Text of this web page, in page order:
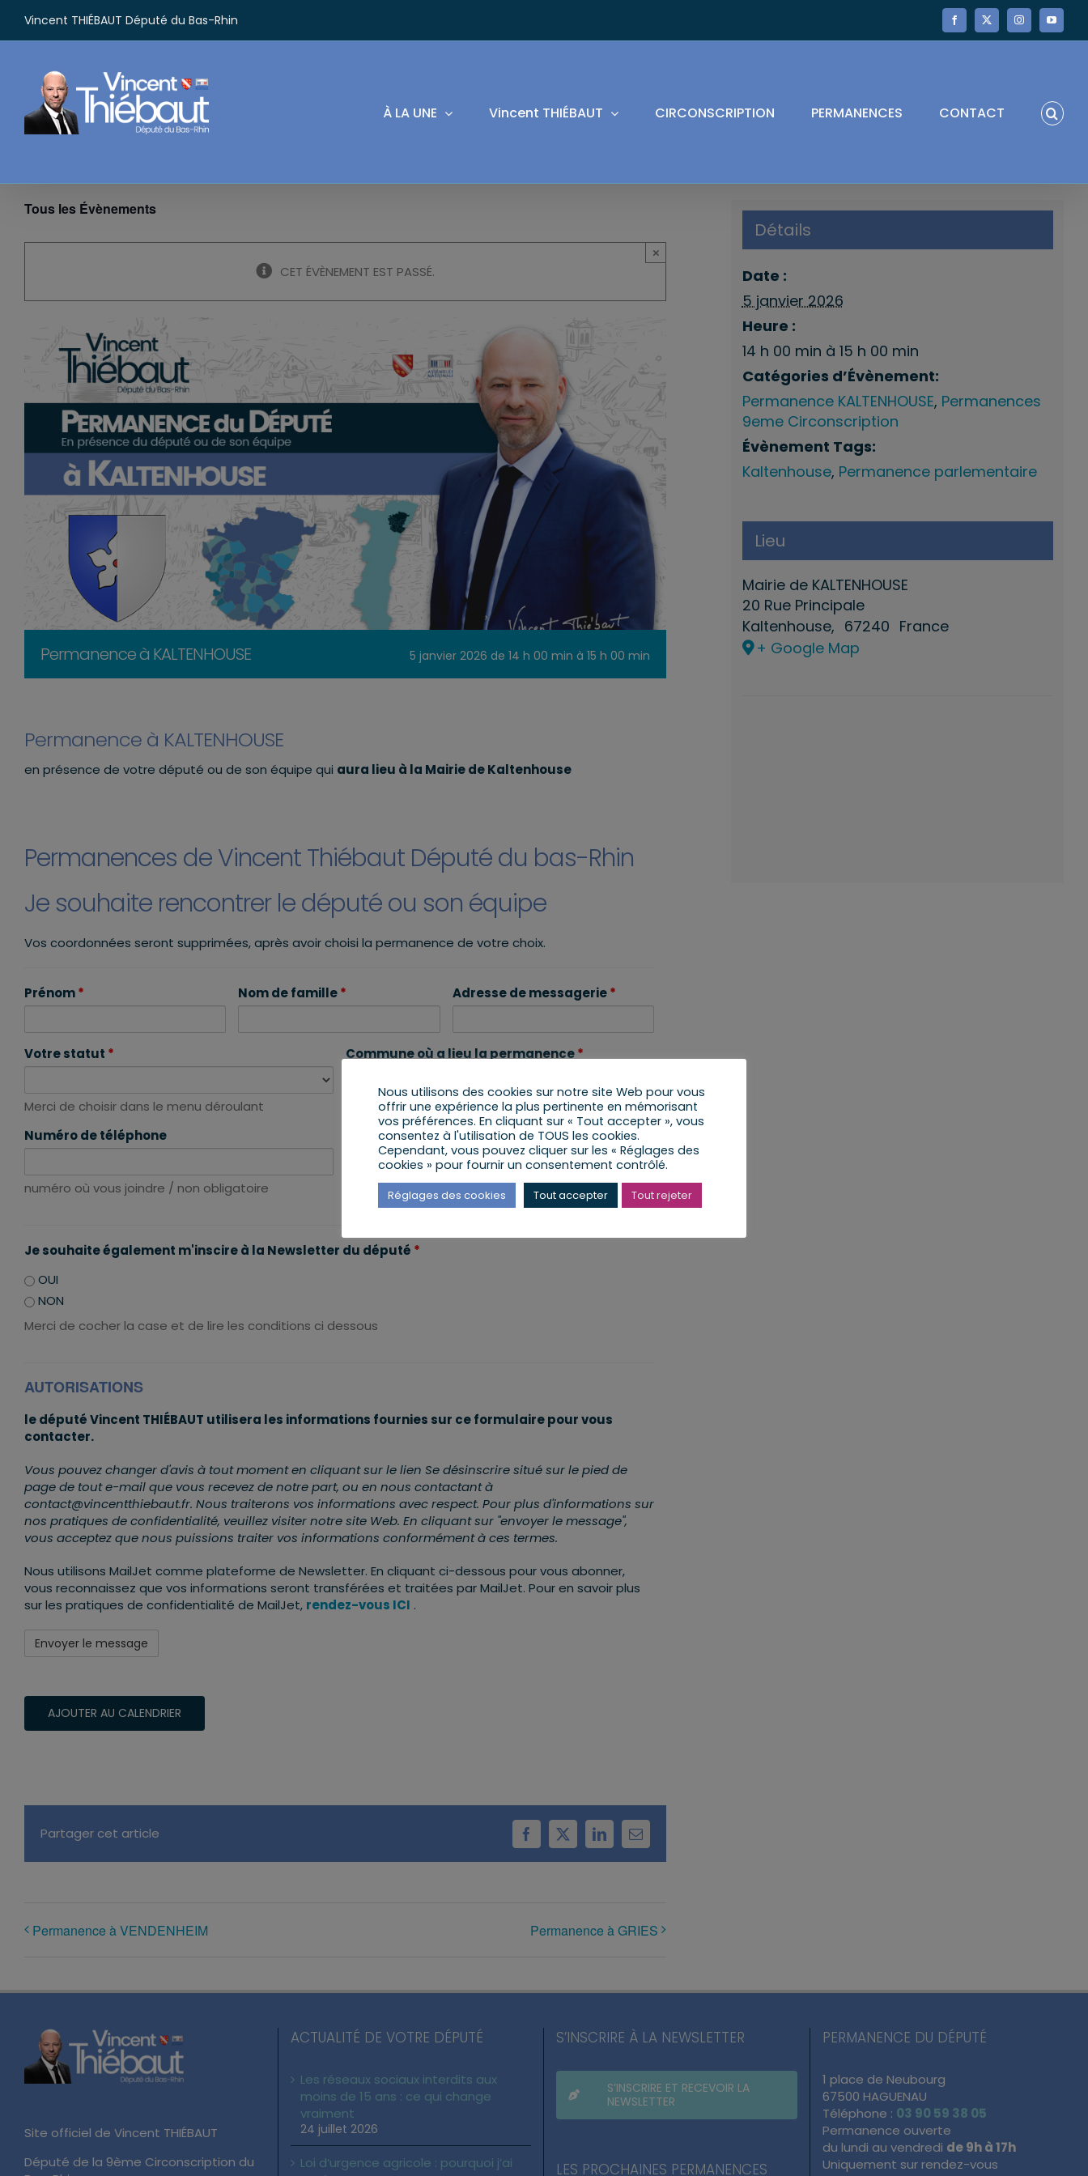
contenu
Vincent THIÉBAUT Député du Bas-Rhin Facebook
X InstagramYouTube
À LA UNE Vincent THIÉBAUT CIRCONSCRIPTION PERMANENCES CONTACT
Tous les Évènements
CET ÉVÈNEMENT EST PASSÉ.
×
Permanence à KALTENHOUSE 5 janvier 2026 de 14 h 00 min à15 h 00 min
Permanence à KALTENHOUSE
en présence de votre député ou de son équipe qui aura lieu à la Mairie de Kaltenhouse
Permanences de Vincent Thiébaut Député du bas-Rhin
Je souhaite rencontrer le député ou son équipe
Vos coordonnées seront supprimées, après avoir choisi la permanence de votre choix.
Prénom* Nom de famille* Adresse de messagerie*
Votre statut *
Merci de choisir dans le menu déroulant
Numéro de téléphone
numéro où vous joindre / non obligatoire
Commune où a lieu la permanence*
Merci de préciser
date de la permanence*
Merci de préciser la date dans le calendrier
Je souhaite également m'inscire à la Newsletter du député *
OUI
NON
Merci de cocher la case et de lire les conditions ci dessous
AUTORISATIONS
le député Vincent THIÉBAUT utilisera les informations fournies sur ce formulaire pour vous
contacter.
Vous pouvez changer d'avis à tout moment en cliquant sur le lien Se désinscrire situé sur le pied de
page de tout e-mail que vous recevez de notre part, ou en nous contactant à
contact@vincentthiebaut.fr. Nous traiterons vos informations avec respect. Pour plus d'informations sur
nos pratiques de confidentialité, veuillez visiter notre site Web. En cliquant sur "envoyer le message",
vous acceptez que nous puissions traiter vos informations conformément à ces termes.
Nous utilisons MailJet comme plateforme de Newsletter. En cliquant ci-dessous pour vous abonner,
vous reconnaissez que vos informations seront transférées et traitées par MailJet. Pour en savoir plus
sur les pratiques de confidentialité de MailJet, rendez-vous ICI .
AJOUTER AU CALENDRIER
Partager cet article Facebook
X LinkedInEmail
Permanence à VENDENHEIM Permanence à GRIES
Détails
Date :
5 janvier 2026
Heure :
14 h 00 min à 15 h 00 min
Catégories d’Évènement:
Permanence KALTENHOUSE, Permanences
9eme Circonscription
Évènement Tags:
Kaltenhouse, Permanence parlementaire
Lieu
Mairie de KALTENHOUSE
20 Rue Principale
Kaltenhouse, 67240 France
+ Google Map
Site officiel de Vincent THIÉBAUT
Député de la 9ème Circonscription du
ACTUALITÉ DE VOTRE DÉPUTÉ
Les réseaux sociaux interdits aux
moins de 15 ans : ce qui change
vraiment
24 juillet 2026
Loi d’urgence agricole : pourquoi j’ai
S’INSCRIRE À LA NEWSLETTER
S’INSCRIRE ET RECEVOIR LA
NEWSLETTER
LES PROCHAINES PERMANENCES
PERMANENCE DU DÉPUTÉ
1 place de Neubourg
67500 HAGUENAU
Téléphone : 03 90 59 38 05
Permanence ouverte
du lundi au vendredi de 9h à 17h
Uniquement sur rendez-vous
Nous utilisons des cookies sur notre site Web pour vous
offrir une expérience la plus pertinente en mémorisant
vos préférences. En cliquant sur « Tout accepter », vous
consentez à l'utilisation de TOUS les cookies.
Cependant, vous pouvez cliquer sur les « Réglages des
cookies » pour fournir un consentement contrôlé.
Réglages des cookies Tout accepter Tout rejeter